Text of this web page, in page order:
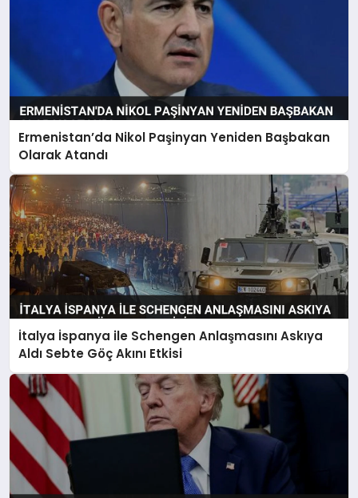
Ermenistan’da Nikol Paşinyan Yeniden Başbakan
Olarak Atandı
İtalya İspanya ile Schengen Anlaşmasını Askıya
Aldı Sebte Göç Akını Etkisi